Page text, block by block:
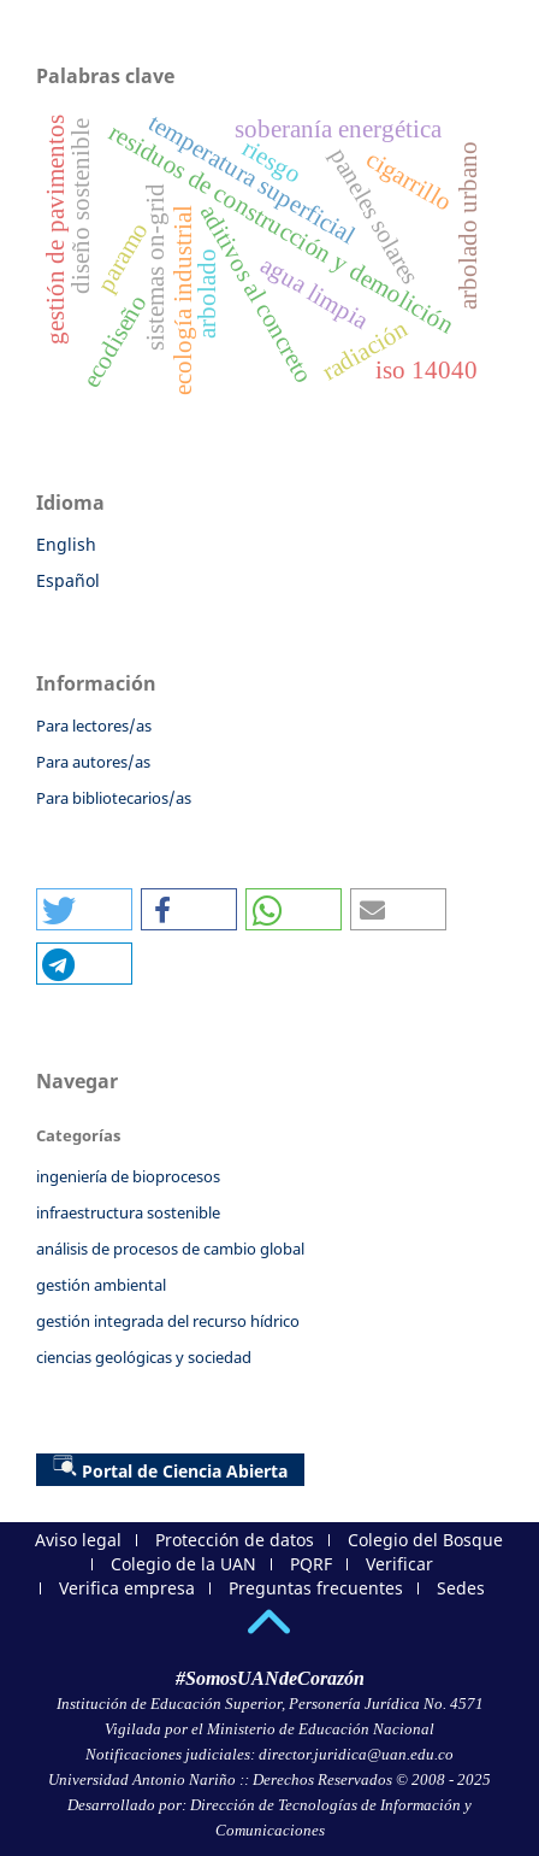
Palabras clave
residuos de construcción y demolición
paneles solares
sistemas on-grid
soberanía energética
aditivos al concreto
ecología industrial
temperatura superficial
radiación
arbolado
ecodiseño
arbolado urbano
paramo agua limpia
diseño sostenible riesgo
gestión de pavimentos cigarrillo
iso 14040
Idioma
English
Español
Información
Para lectores/as
Para autores/as
Para bibliotecarios/as
Navegar
Categorías
ingeniería de bioprocesos
infraestructura sostenible
análisis de procesos de cambio global
gestión ambiental
gestión integrada del recurso hídrico
ciencias geológicas y sociedad
Portal de Ciencia Abierta
Aviso legal Protección de datos
Colegio del Bosque
Colegio de la UAN
PQRF
Verificar
Verifica empresa
Preguntas frecuentes Sedes
#SomosUANdeCorazón
Institución de Educación Superior, Personería Jurídica No. 4571
Vigilada por el Ministerio de Educación Nacional
Notificaciones judiciales: director.juridica@uan.edu.co
Universidad Antonio Nariño :: Derechos Reservados © 2008 - 2025
Desarrollado por: Dirección de Tecnologías de Información y
Comunicaciones